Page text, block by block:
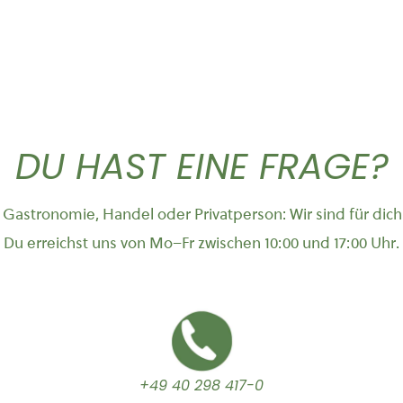
DU HAST EINE FRAGE?
Handel oder Privatperson: Wir sind für
Du erreichst uns von Mo–Fr zwischen 10:00 und 17:00 Uhr.
+49 40 298 417-0